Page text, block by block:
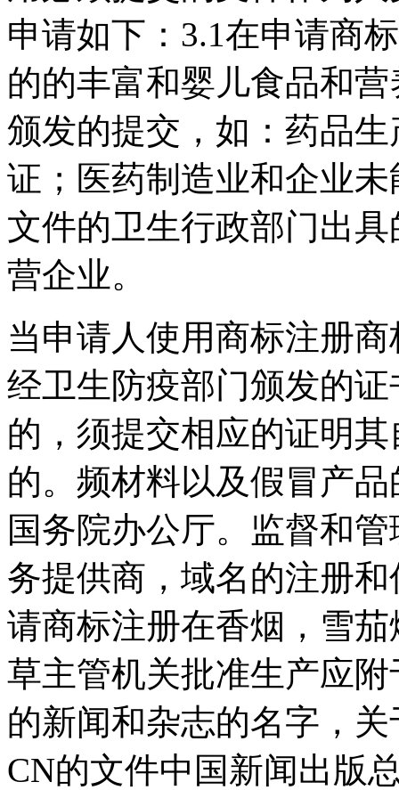
申请如下：3.1在申请商
的的丰富和婴儿食品和
颁发的提交，如：药品
证；医药制造业和企业
文件的卫生行政部门出
营企业。
当申请人使用商标注册
经卫生防疫部门颁发的
的，须提交相应的证明
的。频材料以及假冒产
国务院办公厅。监督和
务提供商，域名的注册
请商标注册在香烟，雪
草主管机关批准生产应
的新闻和杂志的名字，
CN的文件中国新闻出版